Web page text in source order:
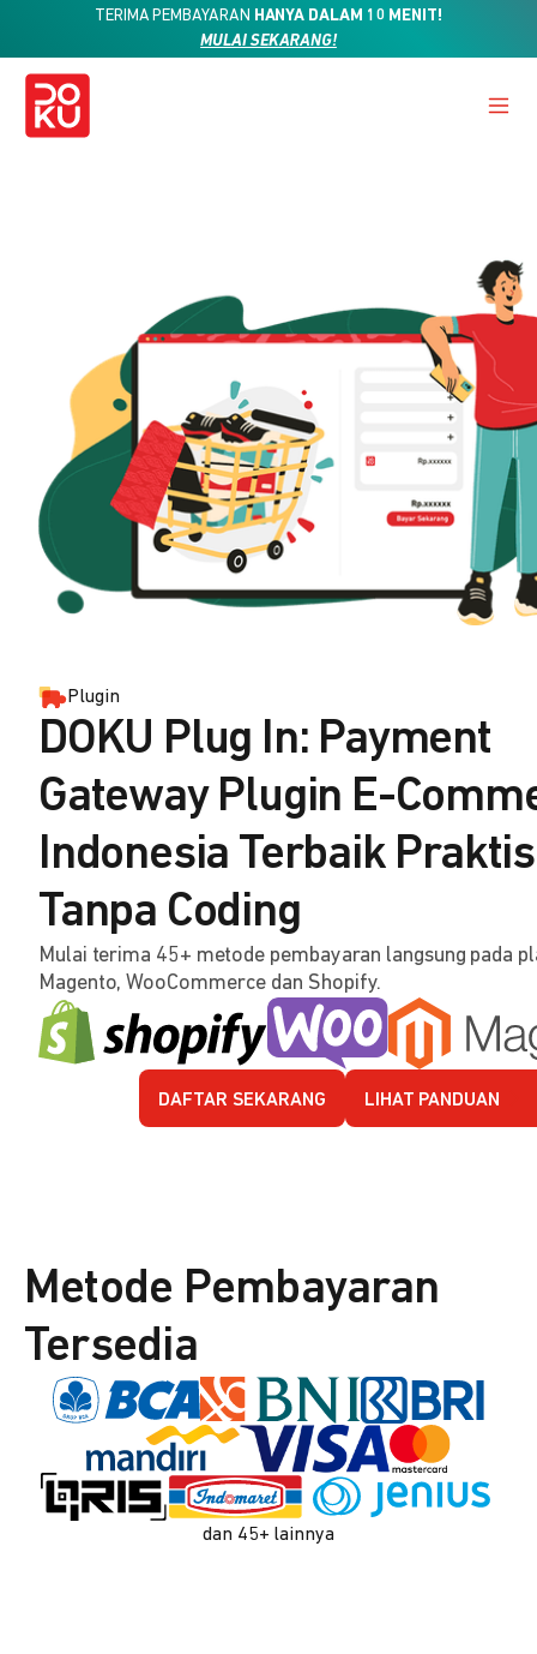
TERIMA PEMBAYARAN HANYA DALAM 10 MENIT!
MULAI SEKARANG!
Plugin
DOKU Plug In: Payment
Gateway Plugin E-
Indonesia Terbaik Praktis
Tanpa Coding
Mulai terima 45+ metode pembayaran langsung pada
Magento, WooCommerce dan Shopify.
DAFTAR SEKARANG LIHAT PANDUAN
Metode Pembayaran
Tersedia
dan 45+ lainnya